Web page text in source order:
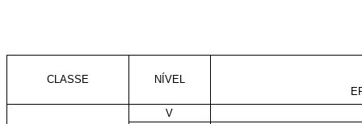
CLASSE
NÍVEL
V